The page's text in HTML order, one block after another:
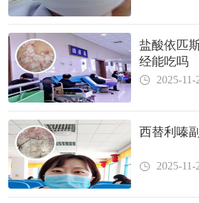
盐酸依匹
经能吃吗
2025-11-
西替利嗪
2025-11-